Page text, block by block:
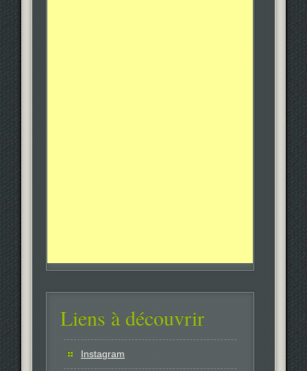
Liens à découvrir
Instagram